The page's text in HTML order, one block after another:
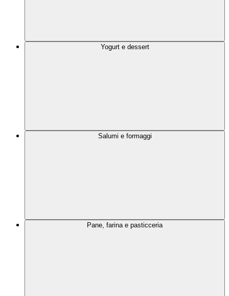
Yogurt e dessert
Salumi e formaggi
Pane, farina e pasticceria